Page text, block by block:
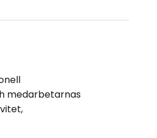
medarbetarnas